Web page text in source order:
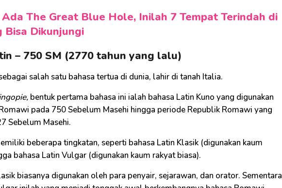
Ada The Great Blue Hole, Inilah 7 Tempat Terindah di
Bisa Dikunjungi
– 750 SM (2770 tahun yang lalu)
salah satu bahasa tertua di dunia, lahir di tanah Italia.
bentuk pertama bahasa ini ialah bahasa Latin Kuno yang digunakan
pada 750 Sebelum Masehi hingga periode Republik Romawi yang
Sebelum Masehi.
beberapa tingkatan, seperti bahasa Latin Klasik (digunakan kaum
bahasa Latin Vulgar (digunakan kaum rakyat biasa).
biasanya digunakan oleh para penyair, sejarawan, dan orator. Sementara